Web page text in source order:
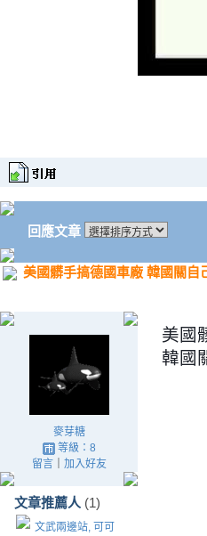
回應文章
美國髒手搞德國車廠 韓國關自
麥芽糖
等級：8
留言｜ 加入好友
文章推薦人 (1)
文武兩邊站, 可可
美國
韓國